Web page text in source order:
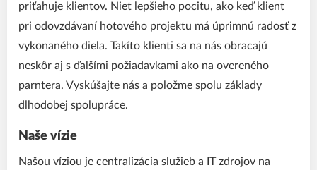
priťahuje klientov. Niet lepšieho pocitu, ako keď klient
pri odovzdávaní hotového projektu má úprimnú radosť z
vykonaného diela. Takíto klienti sa na nás obracajú
neskôr aj s ďalšími požiadavkami ako na overeného
parntera. Vyskúšajte nás a položme spolu základy
dlhodobej spolupráce.
Naše vízie
Našou víziou je centralizácia služieb a IT zdrojov na